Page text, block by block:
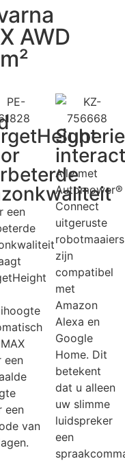
AWD
een
een
een
van
Alle met
Automower®
Connect
uitgeruste
robotmaaiers
zijn
compatibel
met
Amazon
Alexa en
Google
Home. Dit
betekent
dat u alleen
uw slimme
luidspreker
een